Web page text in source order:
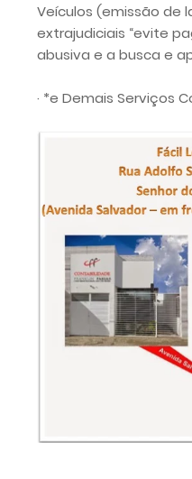
Veículos (emissão de
extrajudiciais “evite
abusiva e a busca e
· *e Demais Serviços